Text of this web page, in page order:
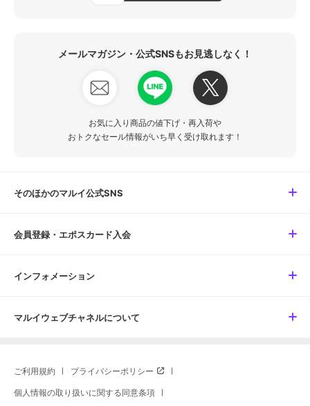
メールマガジン・公式SNSもお見逃しなく！
お気に入り商品の値下げ・再入荷や
おトクなセール情報がいち早く受け取れます！
そのほかのマルイ公式SNS
会員登録・エポスカード入会
インフォメーション
マルイウェブチャネルについて
ご利用規約 プライバシーポリシー
個人情報の取り扱いに関する同意条項